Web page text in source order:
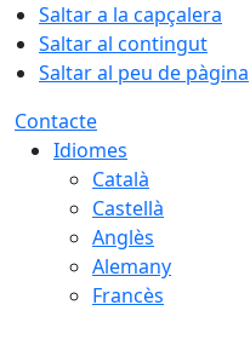
Saltar a la capçalera
Saltar al contingut
Saltar al peu de pàgina
Contacte
Idiomes
Català
Castellà
Anglès
Alemany
Francès